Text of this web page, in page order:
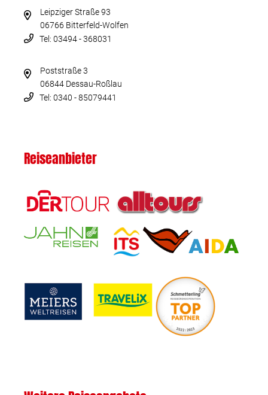
Leipziger Straße 93
06766 Bitterfeld-Wolfen
Tel: 03494 - 368031
Poststraße 3
06844 Dessau-Roßlau
Tel: 0340 - 85079441
Reiseanbieter